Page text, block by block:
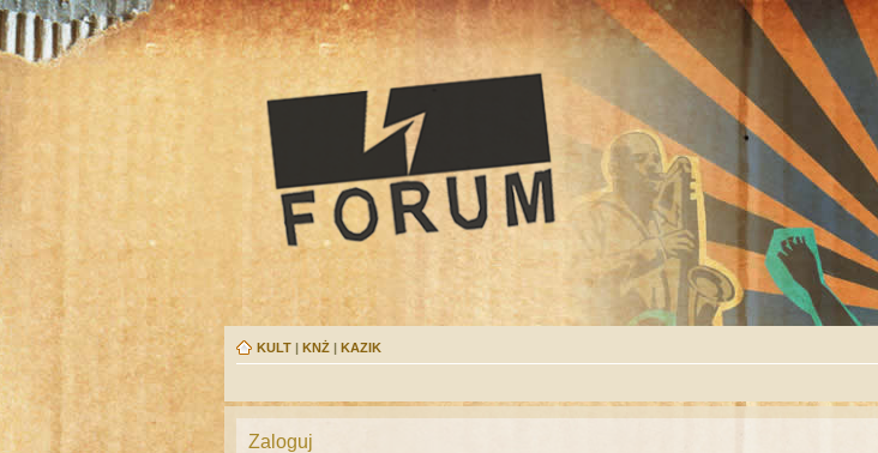
KULT | KNŻ | KAZIK
Zaloguj